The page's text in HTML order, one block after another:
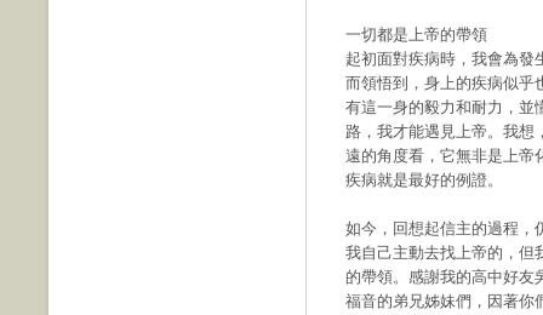
一切都是上帝的帶領
起初面對疾病時，我會為發
而領悟到，身上的疾病似乎
有這一身的毅力和耐力，並
路，我才能遇見上帝。我想
遠的角度看，它無非是上帝
疾病就是最好的例證。
如今，回想起信主的過程，
我自己主動去找上帝的，但
的帶領。感謝我的高中好友
福音的弟兄姊妹們，因著你